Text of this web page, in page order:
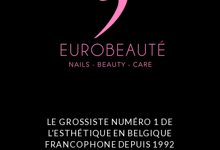
LE GROSSISTE NUMÉRO 1 DE
L’ESTHÉTIQUE EN BELGIQUE
FRANCOPHONE DEPUIS 1992